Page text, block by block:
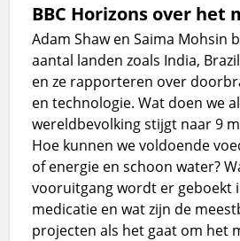
BBC Horizons over het
Adam Shaw en Saima Mohsin
aantal landen zoals India,
en ze rapporteren over
en technologie. Wat doen we
wereldbevolking stijgt naar 9
Hoe kunnen we voldoende
of energie en schoon water?
vooruitgang wordt er geboekt
medicatie en wat zijn de
projecten als het gaat om het